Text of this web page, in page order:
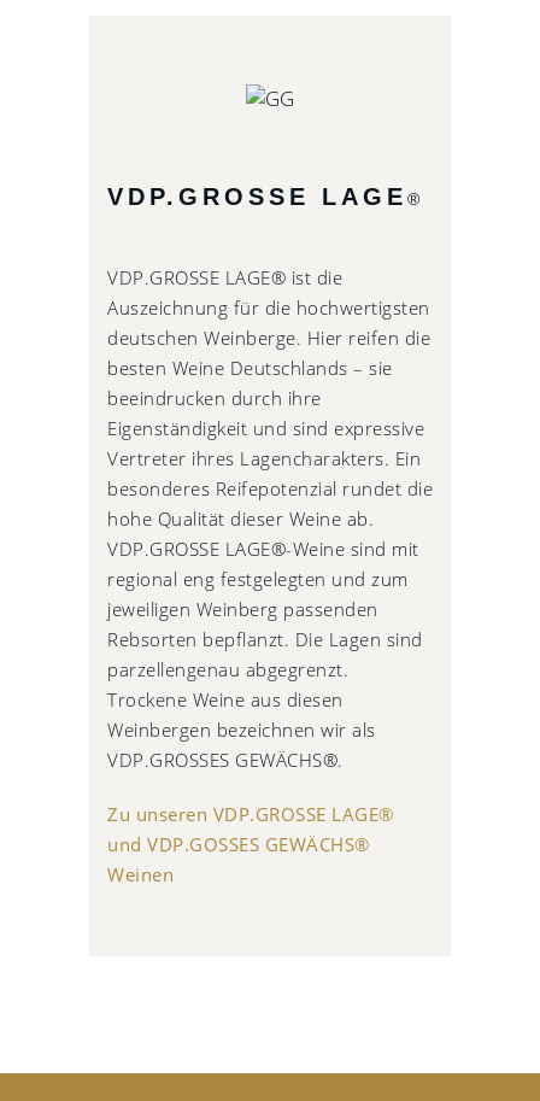
VDP.GROSSE LAGE ®
VDP.GROSSE LAGE® ist die
Auszeichnung für die hochwertigsten
deutschen Weinberge. Hier reifen die
besten Weine Deutschlands – sie
beeindrucken durch ihre
Eigenständigkeit und sind expressive
Vertreter ihres Lagencharakters. Ein
besonderes Reifepotenzial rundet die
hohe Qualität dieser Weine ab.
VDP.GROSSE LAGE®-Weine sind mit
regional eng festgelegten und zum
jeweiligen Weinberg passenden
Rebsorten bepflanzt. Die Lagen sind
parzellengenau abgegrenzt.
Trockene Weine aus diesen
Weinbergen bezeichnen wir als
VDP.GROSSES GEWÄCHS®.
Zu unseren VDP.GROSSE LAGE®
und VDP.GOSSES GEWÄCHS®
Weinen